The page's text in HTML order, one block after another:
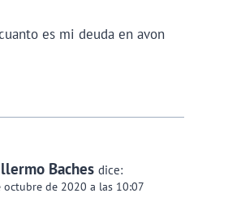
es mi deuda en avon
Baches dice:
octubre de 2020 a las 10:07